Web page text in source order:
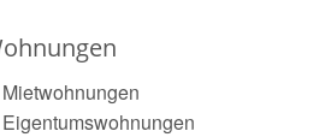
Mietwohnungen
Eigentumswohnungen